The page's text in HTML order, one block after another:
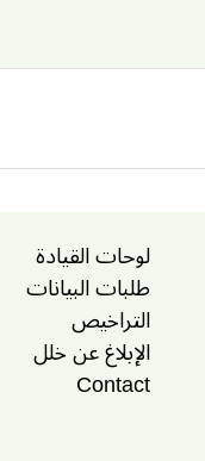
لوحات القيادة
طلبات البيانات
التراخيص
الإبلاغ عن خلل
Contact